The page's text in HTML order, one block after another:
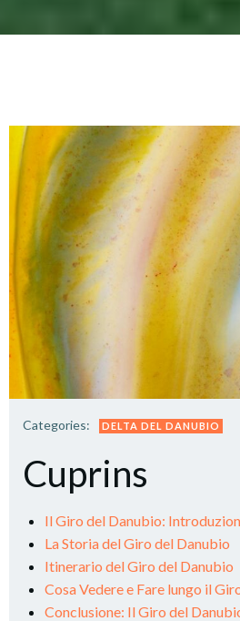
Categories: DELTA DEL DANUBIO
Cuprins
Il Giro del Danubio:
La Storia del Giro del Danubio
Itinerario del Giro del Danubio
Cosa Vedere e Fare lungo il
Conclusione: Il Giro del